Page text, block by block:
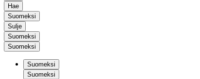
Hae
Suomeksi
Sulje
Suomeksi
Suomeksi
Suomeksi
Suomeksi